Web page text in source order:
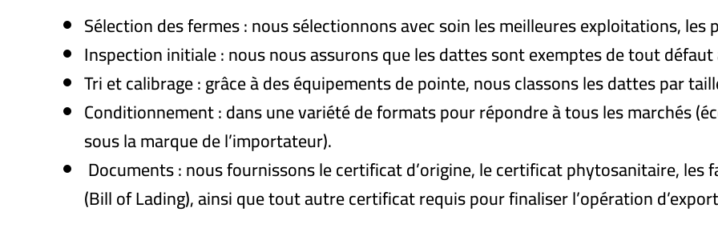
Sélection des fermes : nous sélectionnons avec soin les meilleures exploitations, les
Inspection initiale : nous nous assurons que les dattes sont exemptes de tout
Tri et calibrage : grâce à des équipements de pointe, nous classons les dattes par
Conditionnement : dans une variété de formats pour répondre à tous les marchés
sous la marque de l’importateur).
Documents : nous fournissons le certificat d’origine, le certificat phytosanitaire, les
(Bill of Lading), ainsi que tout autre certificat requis pour finaliser l’opération